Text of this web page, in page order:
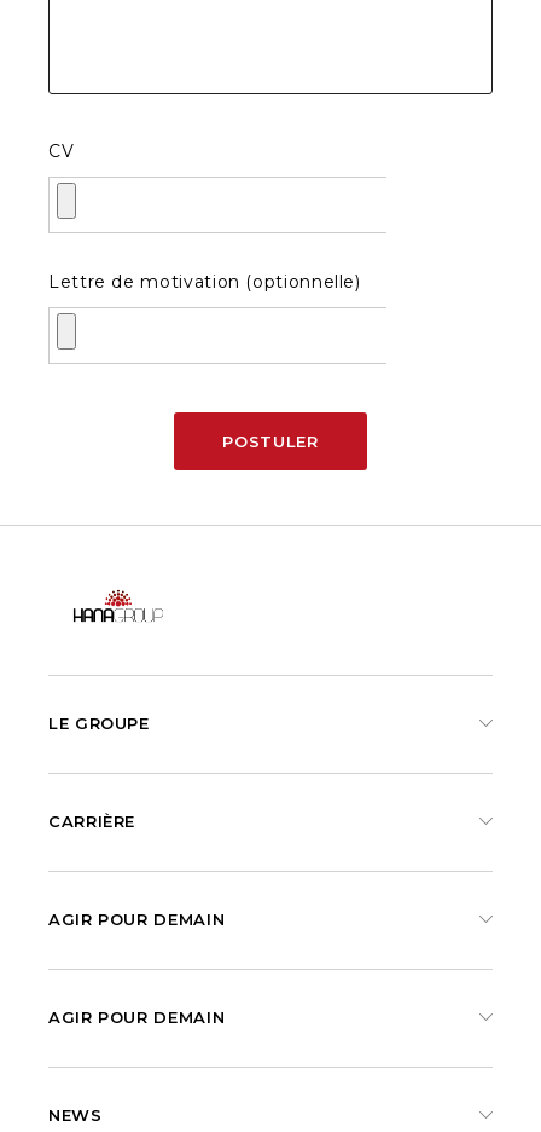
CV
Lettre de motivation (optionnelle)
POSTULER
LE GROUPE
CARRIÈRE
AGIR POUR DEMAIN
AGIR POUR DEMAIN
NEWS